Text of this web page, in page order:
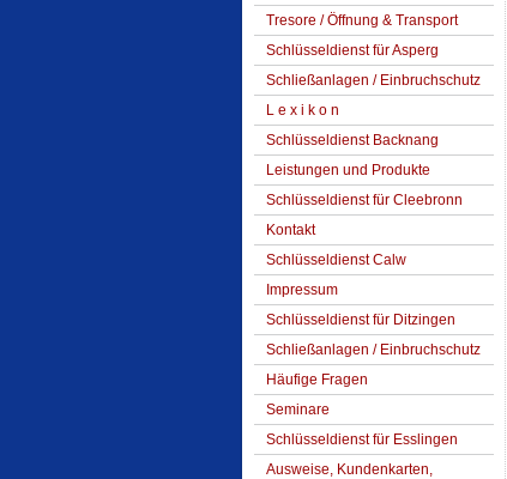
Tresore / Öffnung & Transport
Schlüsseldienst für Asperg
Schließanlagen / Einbruchschutz
L e x i k o n
Schlüsseldienst Backnang
Leistungen und Produkte
Schlüsseldienst für Cleebronn
Kontakt
Schlüsseldienst Calw
Impressum
Schlüsseldienst für Ditzingen
Schließanlagen / Einbruchschutz
Häufige Fragen
Seminare
Schlüsseldienst für Esslingen
Ausweise, Kundenkarten,